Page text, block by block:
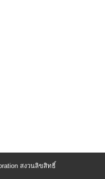
สงวนลิขสิทธิ์